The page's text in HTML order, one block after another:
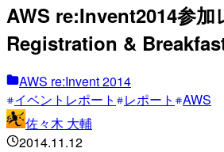
AWS re:Invent2014参加
Registration &
AWS re:Invent 2014
イベントレポート
レポート
AWS
佐々木 大輔
2014.11.12